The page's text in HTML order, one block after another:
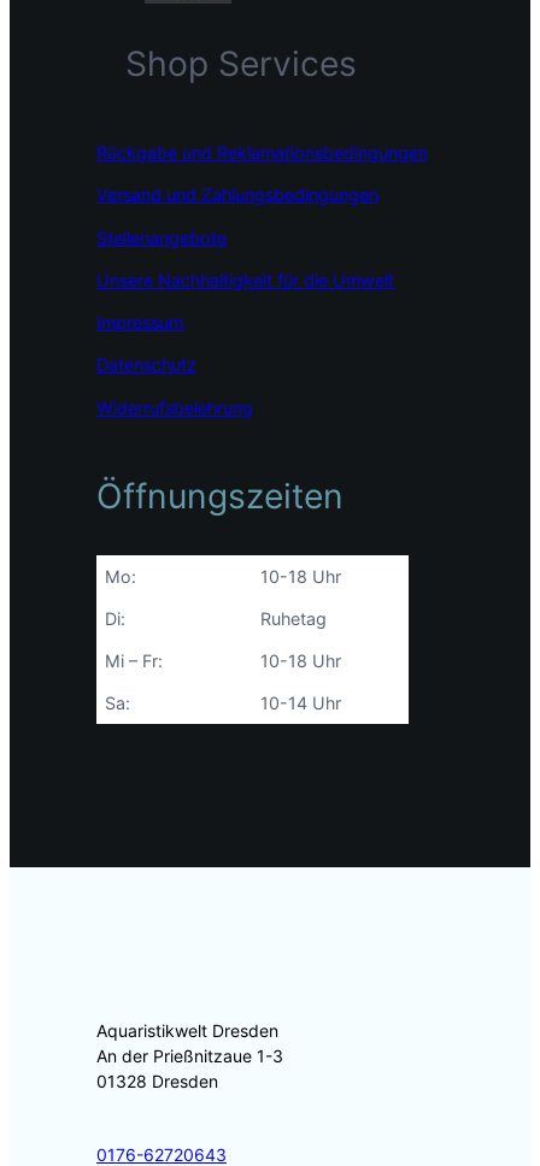
a
e
b
k
n
t
a
a
i
k
e
n
Shop Services
Rückgabe und Reklamationsbedingungen
Versand und Zahlungsbedingungen
Stellenangebote
Unsere Nachhaltigkeit für die Umwelt
Impressum
Datenschutz
Widerrufsbelehrung
Öffnungszeiten
Mo: 10-18 Uhr
Di: Ruhetag
Mi – Fr: 10-18 Uhr
Sa: 10-14 Uhr
Aquaristikwelt Dresden
An der Prießnitzaue 1-3
01328 Dresden
0176-62720643